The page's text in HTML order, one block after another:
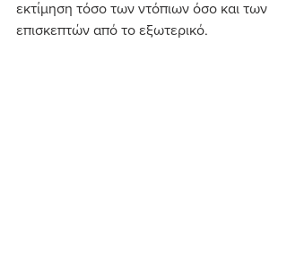
εκτίμηση τόσο των ντόπιων όσο και των
επισκεπτών από το εξωτερικό.